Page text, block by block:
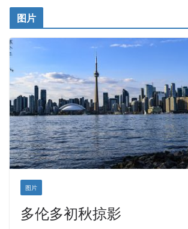
皇后金融集团
铁木尔商业注册服务
图片
图片
多伦多初秋掠影